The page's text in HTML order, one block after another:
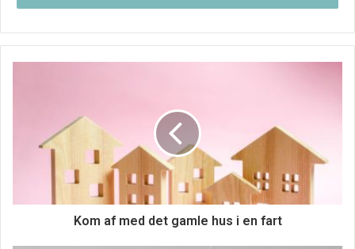
Kom af med det gamle hus i en fart